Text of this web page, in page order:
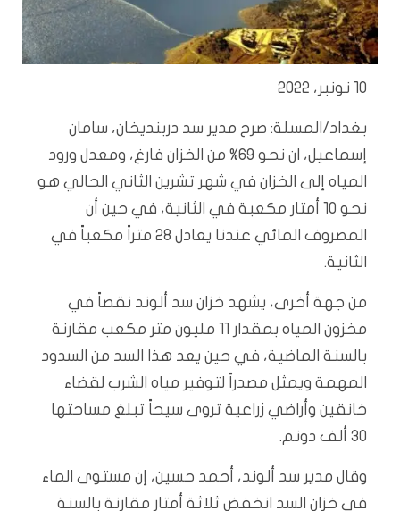
10 نونبر، 2022
بغداد/المسلة: صرح مدير سد دربنديخان، سامان
إسماعيل، ان نحو 69% من الخزان فارغ، ومعدل ورود
المياه إلى الخزان في شهر تشرين الثاني الحالي هو
نحو 10 أمتار مكعبة في الثانية، في حين أن
المصروف المائي عندنا يعادل 28 متراً مكعباً في
الثانية.
من جهة أخرى، يشهد خزان سد ألوند نقصاً في
مخزون المياه بمقدار 11 مليون متر مكعب مقارنة
بالسنة الماضية، في حين يعد هذا السد من السدود
المهمة ويمثل مصدراً لتوفير مياه الشرب لقضاء
خانقين وأراضي زراعية تروى سيحاً تبلغ مساحتها
30 ألف دونم.
وقال مدير سد ألوند، أحمد حسين، إن مستوى الماء
في خزان السد انخفض ثلاثة أمتار مقارنة بالسنة